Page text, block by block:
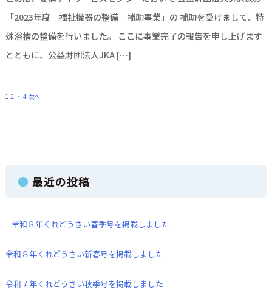
「2023年度 福祉機器の整備 補助事業」の 補助を受けまして、特
殊浴槽の整備を行いました。 ここに事業完了の報告を申し上げます
とともに、公益財団法人JKA […]
1 2 … 4 次へ
最近の投稿
令和８年くれどうさい春季号を掲載しました
令和８年くれどうさい新春号を掲載しました
令和７年くれどうさい秋季号を掲載しました